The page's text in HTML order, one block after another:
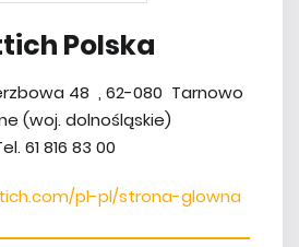
Polska
48 , 62-080 Tarnowo
(woj. dolnośląskie)
61 816 83 00
pl-pl/strona-glowna